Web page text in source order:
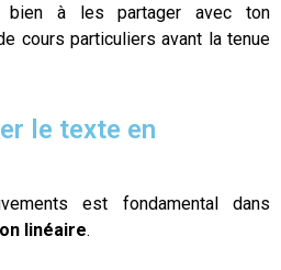
à les partager avec ton
cours particuliers avant la tenue
le texte en
est fondamental dans
linéaire.